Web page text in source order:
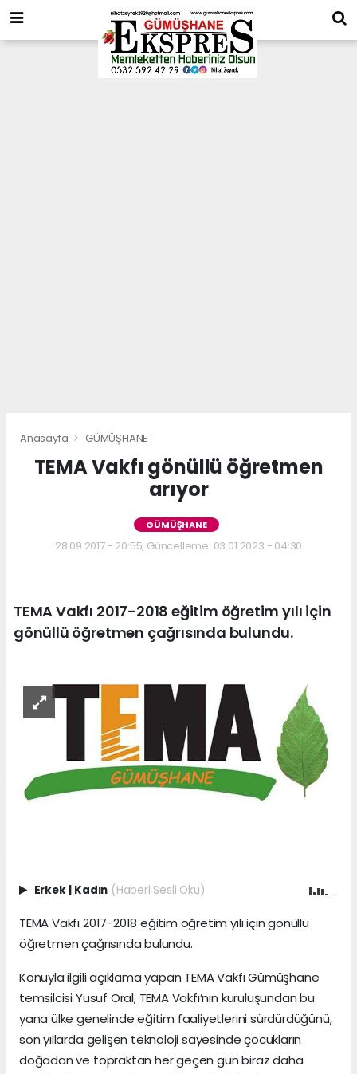
Anasayfa GÜMÜŞHANE
TEMA Vakfı gönüllü öğretmen
arıyor
GÜMÜŞHANE
28.09.2017 - 20:55, Güncelleme: 03.01.2023 - 04:30
TEMA Vakfı 2017-2018 eğitim öğretim yılı için
gönüllü öğretmen çağrısında bulundu.
Erkek | Kadın (Haberi Sesli Oku)
TEMA Vakfı 2017-2018 eğitim öğretim yılı için gönüllü
öğretmen çağrısında bulundu.
Konuyla ilgili açıklama yapan TEMA Vakfı Gümüşhane
temsilcisi Yusuf Oral, TEMA Vakfı’nın kuruluşundan bu
yana ülke genelinde eğitim faaliyetlerini sürdürdüğünü,
son yıllarda gelişen teknoloji sayesinde çocukların
doğadan ve topraktan her geçen gün biraz daha